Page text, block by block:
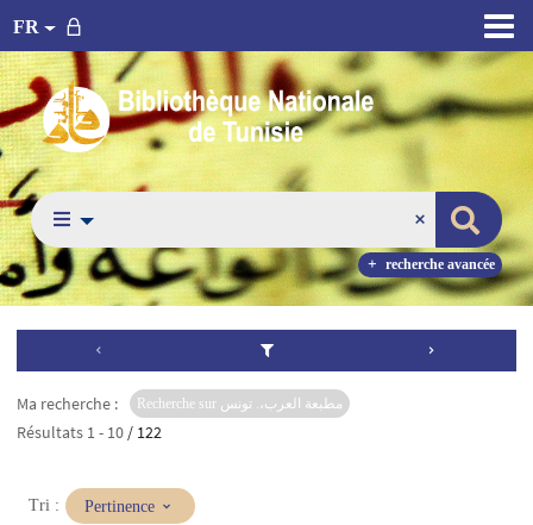
FR
recherche avancée
Ma recherche : Recherche sur مطبعة العرب،. تونس
Résultats 1 - 10 / 122
Tri : (MisePertinence